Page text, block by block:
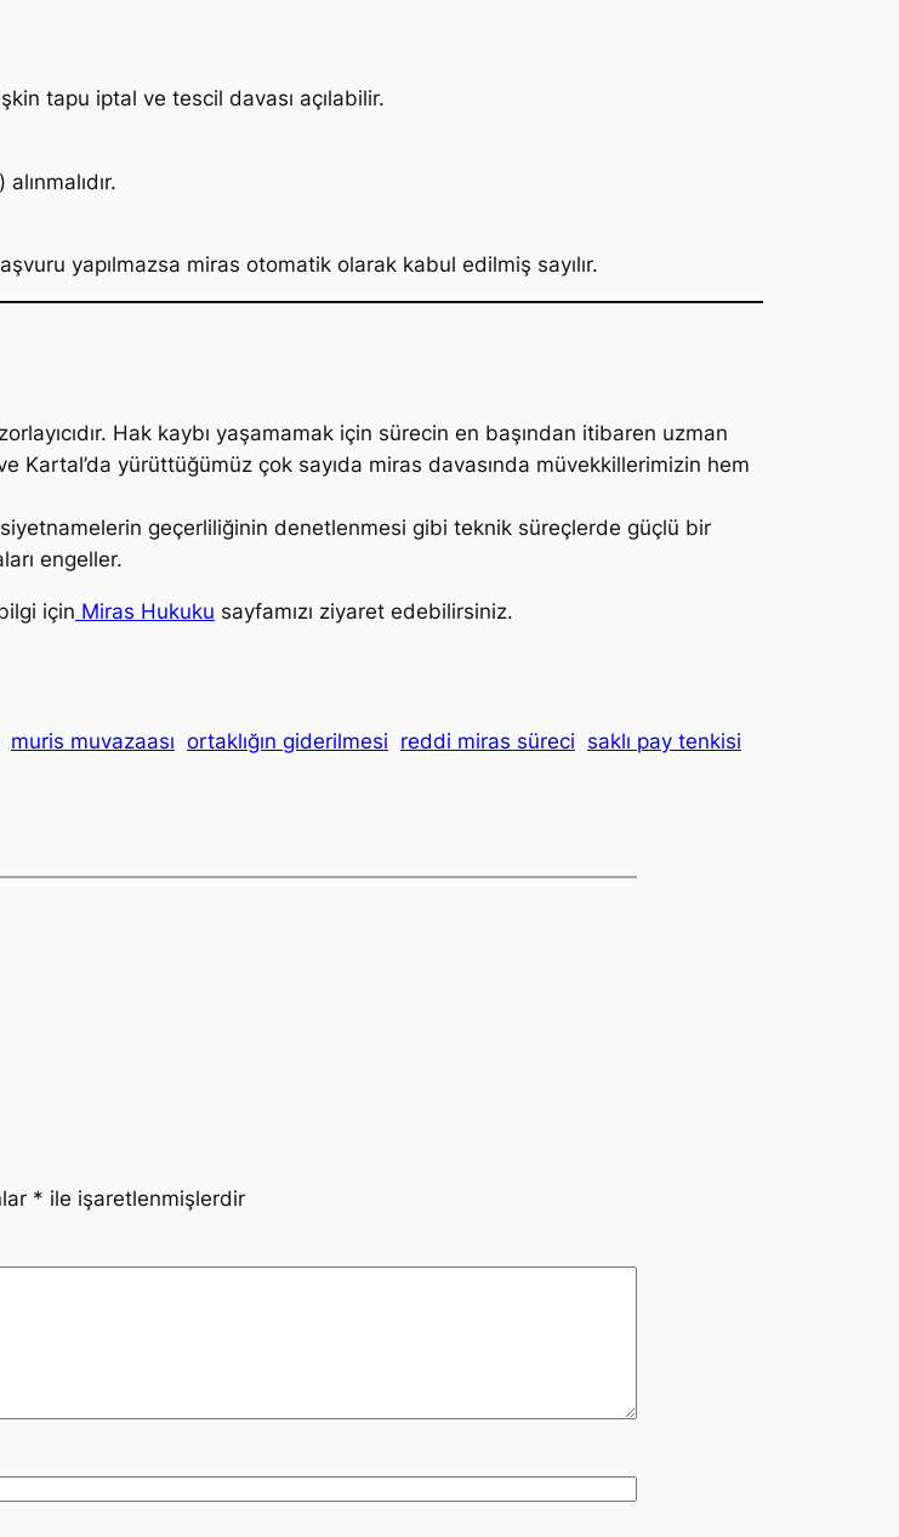
tapu iptal ve tescil davası açılabilir.
yapılmazsa miras otomatik olarak kabul edilmiş sayılır.
Hak kaybı yaşamamak için sürecin en başından itibaren uzman
Kartal’da yürüttüğümüz çok sayıda miras davasında müvekkillerimizin hem
geçerliliğinin denetlenmesi gibi teknik süreçlerde güçlü bir
engeller.
için Miras Hukuku sayfamızı ziyaret edebilirsiniz.
muris muvazaası ortaklığın giderilmesi reddi miras süreci saklı pay tenkisi
* ile işaretlenmişlerdir